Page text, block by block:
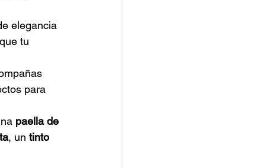
elegancia
tu
para
paella de
, un tinto